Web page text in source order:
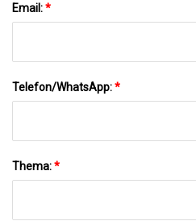
Email:*
Telefon/WhatsApp:*
Thema:*